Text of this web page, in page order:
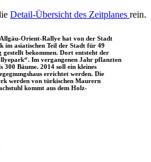
Detail-Übersicht des Zeitplanes rein.
Orient-Rallye hat von der Stadt
im asiatischen Teil der Stadt für 49
gestellt bekommen. Dort entsteht der
Im vergangenen Jahr pflanzten
Bäume. 2014 soll ein kleines
errichtet werden. Die
werden von türkischen Maurern
kommt aus dem Holz-